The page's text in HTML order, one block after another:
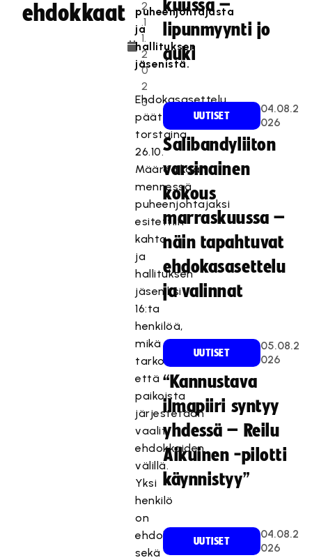
ehdokkaat
2
.1
1.
2
0
2
3
puheenjohtajasta
ja
hallituksen
jäsenistä.
Ehdokasasettelu
päättyi
torstaina
26.10.
Määräaikaan
mennessä
puheenjohtajaksi
esitettiin
kahta
ja
hallituksen
jäseniksi
16:ta
henkilöä,
mikä
tarkoittaa,
että
paikoista
järjestetään
vaalit
ehdokkaiden
välillä.
Yksi
henkilö
on
ehdolla
sekä
kuussa –
lipunmyynti jo
auki
UUTISET
04.08.2
026
Salibandyliiton
varsinainen
kokous
marraskuussa –
näin tapahtuvat
ehdokasasettelu
ja valinnat
UUTISET
05.08.2
026
“Kannustava
ilmapiiri syntyy
yhdessä – Reilu
Aikuinen -pilotti
käynnistyy”
UUTISET
04.08.2
026